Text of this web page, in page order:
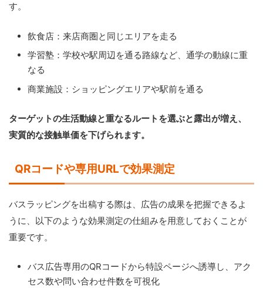
す。
飲食店：来店商圏と同じエリアを走る
学習塾：学校や駅周辺を通る路線など、通学の動線に重
なる
商業施設：ショッピングエリアや駅前を通る
ターゲットの生活動線と重なるルートを選ぶと露出が増え、
実質的な接触単価を下げられます。
QRコードや専用URLで効果測定
バスラッピングを出稿する際は、広告の成果を把握できるよ
うに、以下のような効果測定の仕組みを用意しておくことが
重要です。
バス広告専用のQRコードから特設ページへ誘導し、アク
セス数や問い合わせ件数を可視化